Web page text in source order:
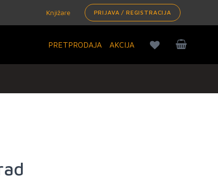
Knjižare PRIJAVA / REGISTRACIJA
PRETPRODAJA AKCIJA